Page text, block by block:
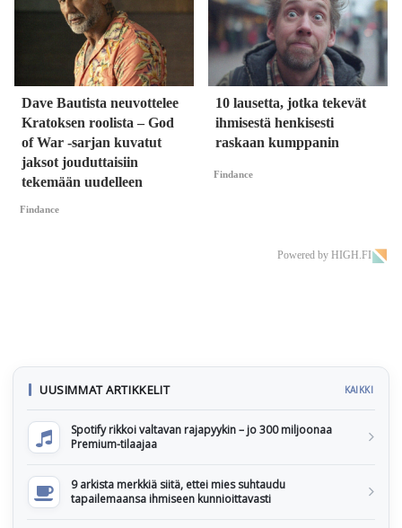
Dave Bautista neuvottelee
Kratoksen roolista – God
of War -sarjan kuvatut
jaksot jouduttaisiin
tekemään uudelleen
Findance
10 lausetta, jotka tekevät
ihmisestä henkisesti
raskaan kumppanin
Findance
Powered by HIGH.FI
UUSIMMAT ARTIKKELIT KAIKKI
Spotify rikkoi valtavan rajapyykin – jo 300 miljoonaa
Premium-tilaajaa
9 arkista merkkiä siitä, ettei mies suhtaudu
tapailemaansa ihmiseen kunnioittavasti